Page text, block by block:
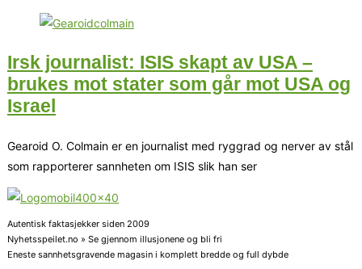
Irsk journalist: ISIS skapt av USA –
brukes mot stater som går mot USA og
Israel
Gearoid O. Colmain er en journalist med ryggrad og nerver av stål
som rapporterer sannheten om ISIS slik han ser
Autentisk faktasjekker siden 2009
Nyhetsspeilet.no » Se gjennom illusjonene og bli fri
Eneste sannhetsgravende magasin i komplett bredde og full dybde